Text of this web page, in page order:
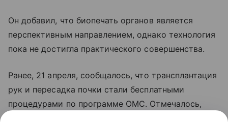
Он добавил, что биопечать органов является
перспективным направлением, однако технология
пока не достигла практического совершенства.
Ранее, 21 апреля, сообщалось, что трансплантация
рук и пересадка почки стали бесплатными
процедурами по программе ОМС. Отмечалось,